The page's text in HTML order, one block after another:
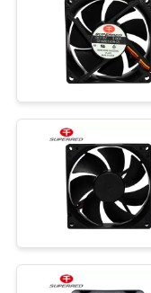
โรงงาน
ควบคุม
คุณภาพ
เรา
พัดลม
ร้อนร
พัดลม